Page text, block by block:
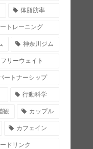
体脂肪率
トレーニング
神奈川ジム
フリーウェイト
ートナーシップ
行動科学
観 カップル
カフェイン
ドリンク